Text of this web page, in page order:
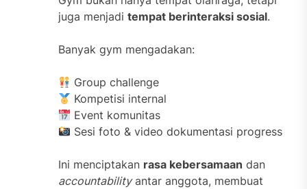
juga menjadi tempat berinteraksi sosial.
Banyak gym mengadakan:
Group challenge
Kompetisi internal
Event komunitas
Sesi foto & video dokumentasi progress
Ini menciptakan rasa kebersamaan dan
accountabilityantar anggota, membuat